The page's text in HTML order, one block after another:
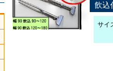
飲込
サイ
幅